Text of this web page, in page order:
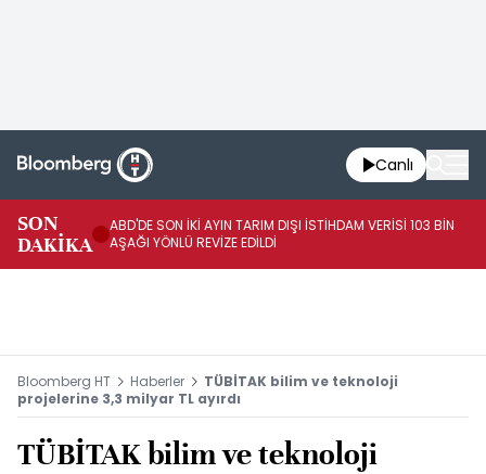
Canlı
SON
DAKİKA
ABD'DE SON İKİ AYIN TARIM DIŞI İSTİHDAM VERİSİ 103 BİN
AŞAĞI YÖNLÜ REVİZE EDİLDİ
Bloomberg HT Haberler
TÜBİTAK bilim ve teknoloji
projelerine 3,3 milyar TL ayırdı
TÜBİTAK bilim ve teknoloji